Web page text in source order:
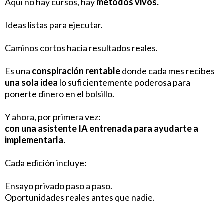
Ideas listas para ejecutar.
Caminos cortos hacia resultados reales.
Es una conspiración rentabledonde cada mes recibes
una sola idea lo suficientemente poderosa para
ponerte dinero en el bolsillo.
Y ahora, por primera vez:
con una asistente IA entrenada para ayudarte a
implementarla.
Cada edición incluye:
Ensayo privado paso a paso.
Oportunidades reales antes que nadie.